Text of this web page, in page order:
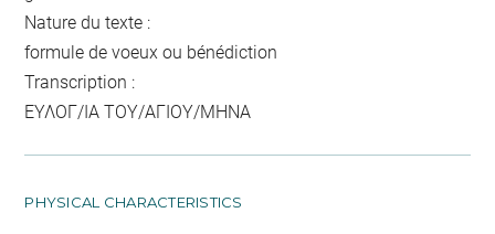
Nature du texte :
formule de voeux ou bénédiction
Transcription :
ΕΥΛΟΓ/ΙΑ ΤΟΥ/ΑΓΙΟΥ/ΜΗΝΑ
PHYSICAL CHARACTERISTICS